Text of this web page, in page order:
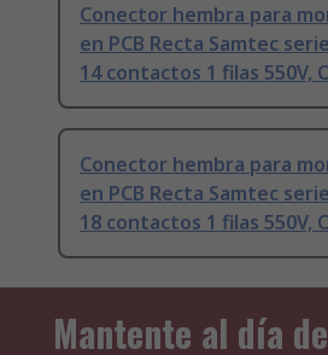
Conector hembra para
en PCB Recta Samtec
14 contactos 1 filas 550V,
Conector hembra para
en PCB Recta Samtec
18 contactos 1 filas 550V,
Mantente al día